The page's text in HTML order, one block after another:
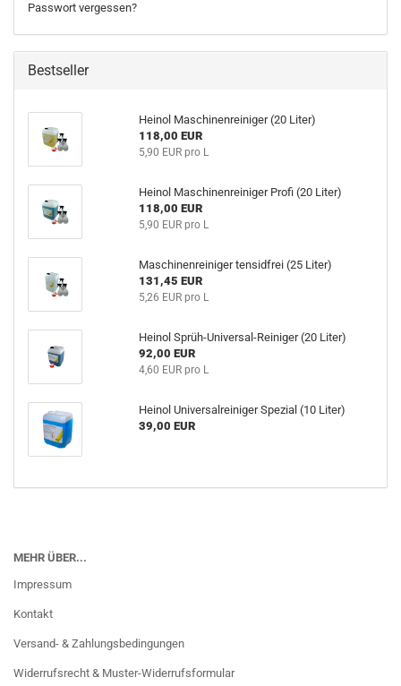
Passwort vergessen?
Bestseller
Heinol Maschinenreiniger (20 Liter)
118,00 EUR
5,90 EUR pro L
Heinol Maschinenreiniger Profi (20 Liter)
118,00 EUR
5,90 EUR pro L
Maschinenreiniger tensidfrei (25 Liter)
131,45 EUR
5,26 EUR pro L
Heinol Sprüh-Universal-Reiniger (20 Liter)
92,00 EUR
4,60 EUR pro L
Heinol Universalreiniger Spezial (10 Liter)
39,00 EUR
MEHR ÜBER...
Impressum
Kontakt
Versand- & Zahlungsbedingungen
Widerrufsrecht & Muster-Widerrufsformular